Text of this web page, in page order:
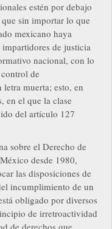
estén por debajo
sin importar lo que
mexicano haya
de justicia
nacional, con lo
de
muerta; esto, en
en el que la clase
del artículo 127
sobre el Derecho de
desde 1980,
las disposiciones de
incumplimiento de un
obligado por diversos
de irretroactividad